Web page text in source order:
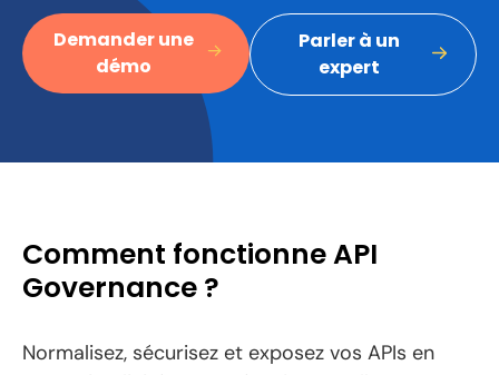
Demander une
démo
Parler à un
expert
Comment fonctionne API
Governance ?
Normalisez, sécurisez et exposez vos APIs en